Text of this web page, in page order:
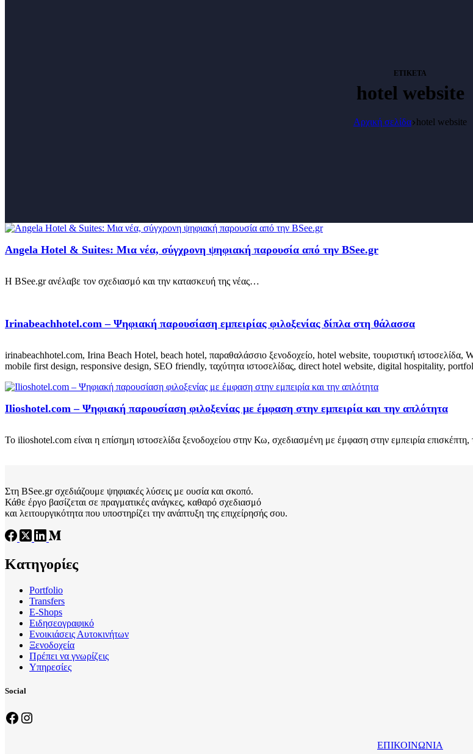
ΕΤΙΚΈΤΑ
hotel website
Αρχική σελίδα hotel website
Angela Hotel & Suites: Μια νέα, σύγχρονη ψηφιακή παρουσία από την BSee.gr
Η BSee.gr ανέλαβε τον σχεδιασμό και την κατασκευή της νέας…
Irinabeachhotel.com – Ψηφιακή παρουσίαση εμπειρίας φιλοξενίας δίπλα στη θάλασσα
irinabeachhotel.com, Irina Beach Hotel, beach hotel, παραθαλάσσιο ξενοδοχείο, hotel website, τουριστική
mobile first design, responsive design, SEO friendly, ταχύτητα ιστοσελίδας, direct hotel website, digital hospitality,
Ilioshotel.com – Ψηφιακή παρουσίαση φιλοξενίας με έμφαση στην εμπειρία και την απλότητα
Το ilioshotel.com είναι η επίσημη ιστοσελίδα ξενοδοχείου στην Κω, σχεδιασμένη με έμφαση στην εμπειρία
Στη BSee.gr σχεδιάζουμε ψηφιακές λύσεις με ουσία και σκοπό.
Κάθε έργο βασίζεται σε πραγματικές ανάγκες, καθαρό σχεδιασμό
και λειτουργικότητα που υποστηρίζει την ανάπτυξη της επιχείρησής σου.
Κατηγορίες
Portfolio
Transfers
Ε-Shops
Ειδησεογραφικό
Ενοικιάσεις Αυτοκινήτων
Ξενοδοχεία
Πρέπει να γνωρίζεις
Υπηρεσίες
Social
Facebook
Instagram
ΕΠΙΚΟΙΝΩΝΙΑ